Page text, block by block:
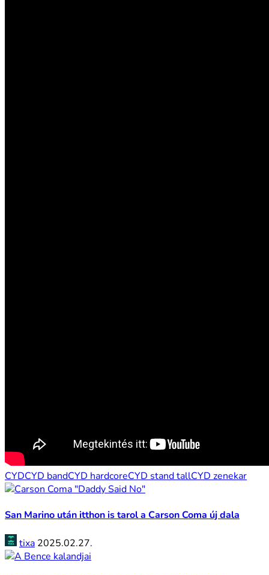
CYDCYD bandCYD hardcoreCYD stand tallCYD zenekar
San Marino után itthon is tarol a Carson Coma új dala
tixa 2025.02.27.